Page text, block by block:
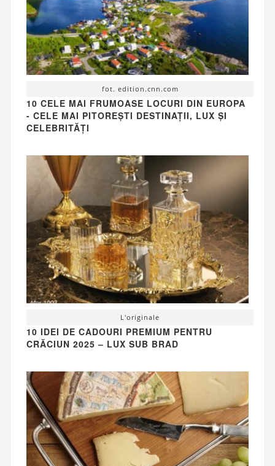
fot. edition.cnn.com
10 CELE MAI FRUMOASE LOCURI DIN EUROPA
- CELE MAI PITOREȘTI DESTINAȚII, LUX ȘI
CELEBRITĂȚI
L'originale
10 IDEI DE CADOURI PREMIUM PENTRU
CRĂCIUN 2025 – LUX SUB BRAD